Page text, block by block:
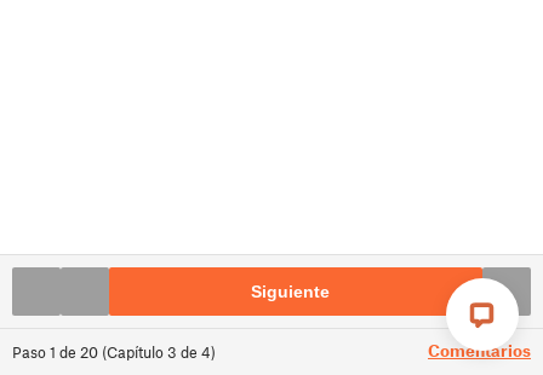
Paso1 de 20 (Capítulo3 de 4) Comentarios
Siguiente